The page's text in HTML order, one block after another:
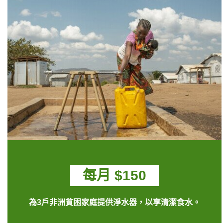
每月 $150
為3戶非洲貧困家庭提供淨水器，以享清潔食水。